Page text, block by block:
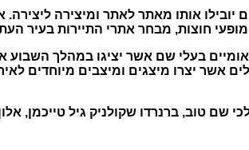
בחוויה, כאשר 5 מסלולים שונים יובילו אותו מאתר לאתר
מופעי חוצות, מבחר אתרי התיירות בעיר
אמנים בינלאומיים בעלי שם אשר יציגו במהלך
אשר יצרו מיצגים ומיצבים מיוחדים
שם טוב, ברנרדו שקולניק גיל טייכמן,